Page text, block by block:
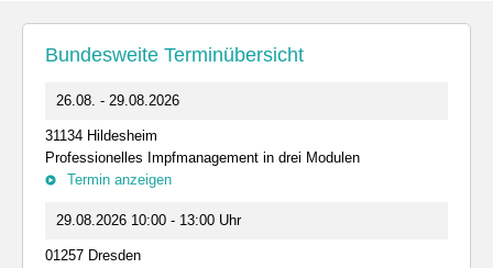
Bundesweite Terminübersicht
26.08. - 29.08.2026
31134 Hildesheim
Professionelles Impfmanagement in drei Modulen
Termin anzeigen
29.08.2026 10:00 - 13:00 Uhr
01257 Dresden